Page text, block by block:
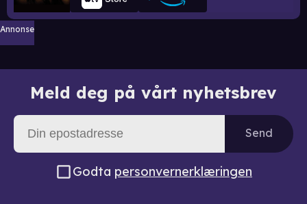
Annonse
Meld deg på vårt nyhetsbrev
Send
Godta personvernerklæringen